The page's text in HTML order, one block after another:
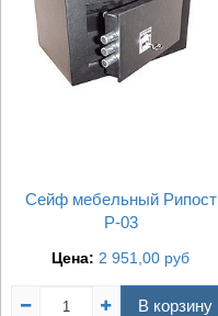
Сейф мебельный Рипост
Р-03
Цена: 2 951,00 руб
В корзину